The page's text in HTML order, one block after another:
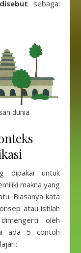
sebagai
dunia
dipakai untuk
makna yang
Biasanya kata
atau istilah
oleh
ada 5 contoh